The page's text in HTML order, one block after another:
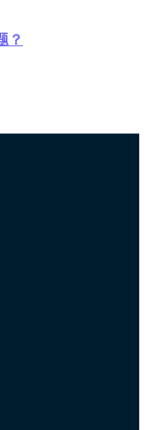
？